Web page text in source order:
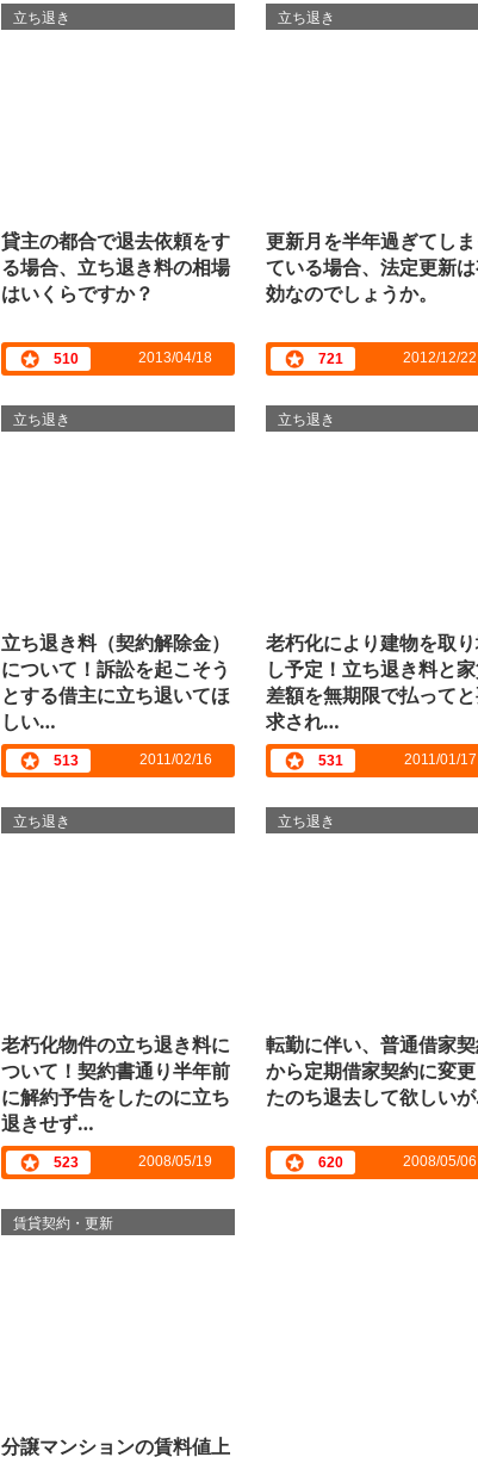
立ち退き
貸主の都合で退去依頼をす
る場合、立ち退き料の相場
はいくらですか？
510 2013/04/18
立ち退き
更新月を半年過ぎてし
ている場合、法定更新
効なのでしょうか。
721 2012/12/22
立ち退き
立ち退き料（契約解除金）
について！訴訟を起こそう
とする借主に立ち退いてほ
しい…
513 2011/02/16
立ち退き
老朽化により建物を取
し予定！立ち退き料と
差額を無期限で払って
求され…
531 2011/01/17
立ち退き
老朽化物件の立ち退き料に
ついて！契約書通り半年前
に解約予告をしたのに立ち
退きせず…
523 2008/05/19
立ち退き
転勤に伴い、普通借家
から定期借家契約に変更
たのち退去して欲しい
620 2008/05/06
賃貸契約・更新
分譲マンションの賃料値上